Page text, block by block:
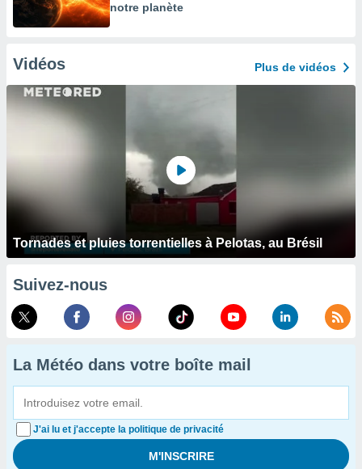
notre planète
Vidéos Plus de vidéos
Tornades et pluies torrentielles à Pelotas, au Brésil
Suivez-nous
La Météo dans votre boîte mail
J'ai lu et j'accepte la politique de privacité